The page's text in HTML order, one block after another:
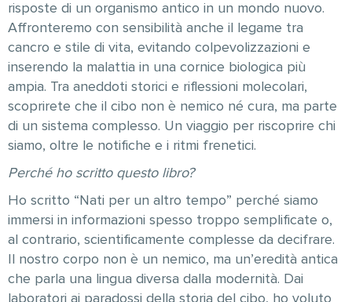
risposte di un organismo antico in un mondo nuovo.
Affronteremo con sensibilità anche il legame tra
cancro e stile di vita, evitando colpevolizzazioni e
inserendo la malattia in una cornice biologica più
ampia. Tra aneddoti storici e riflessioni molecolari,
scoprirete che il cibo non è nemico né cura, ma parte
di un sistema complesso. Un viaggio per riscoprire chi
siamo, oltre le notifiche e i ritmi frenetici.
Perché ho scritto questo libro?
Ho scritto “Nati per un altro tempo” perché siamo
immersi in informazioni spesso troppo semplificate o,
al contrario, scientificamente complesse da decifrare.
Il nostro corpo non è un nemico, ma un’eredità antica
che parla una lingua diversa dalla modernità. Dai
laboratori ai paradossi della storia del cibo, ho voluto